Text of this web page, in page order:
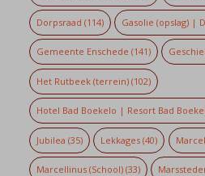
Dorpsraad (114) Gasolie (opslag) |
Gemeente Enschede (141)
Het Rutbeek (terrein)(102)
Hotel Bad Boekelo | Resort Bad
Jubilea (35) Lekkages (40)
Marcellinus (School)(33)